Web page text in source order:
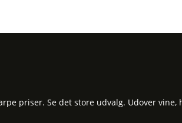
priser. Se det store udvalg. Udover